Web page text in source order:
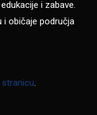
i zabave.
i običaje područja